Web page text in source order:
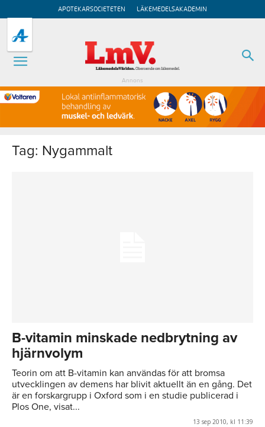
APOTEKARSOCIETETEN LÄKEMEDELSAKADEMIN
Annons
Tag: Nygammalt
B-vitamin minskade nedbrytning av
hjärnvolym
Teorin om att B-vitamin kan användas för att bromsa
utvecklingen av demens har blivit aktuellt än en gång. Det
är en forskargrupp i Oxford som i en studie publicerad i
Plos One, visat...
13 sep 2010, kl 11:39